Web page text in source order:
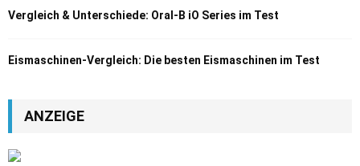
Vergleich & Unterschiede: Oral-B iO Series im Test
Eismaschinen-Vergleich: Die besten Eismaschinen im Test
ANZEIGE